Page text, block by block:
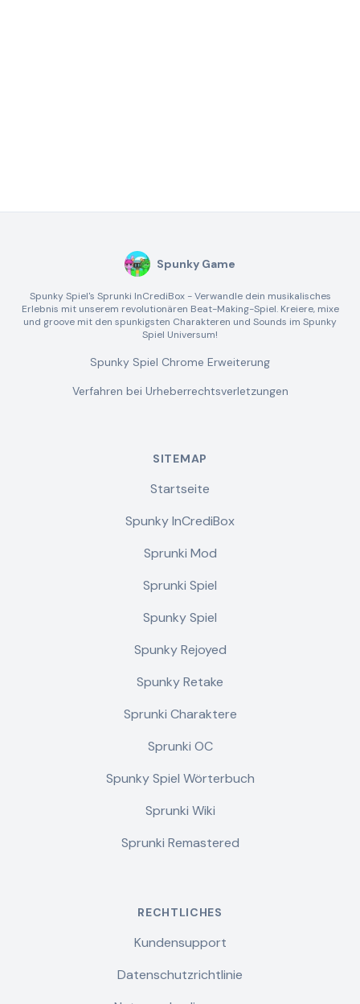
Spunky Game
Spunky Spiel's Sprunki InCrediBox - Verwandle dein musikalisches
Erlebnis mit unserem revolutionären Beat-Making-Spiel. Kreiere, mixe
und groove mit den spunkigsten Charakteren und Sounds im Spunky
Spiel Universum!
Spunky Spiel Chrome Erweiterung
Verfahren bei Urheberrechtsverletzungen
SITEMAP
Startseite
Spunky InCrediBox
Sprunki Mod
Sprunki Spiel
Spunky Spiel
Spunky Rejoyed
Spunky Retake
Sprunki Charaktere
Sprunki OC
Spunky Spiel Wörterbuch
Sprunki Wiki
Sprunki Remastered
RECHTLICHES
Kundensupport
Datenschutzrichtlinie